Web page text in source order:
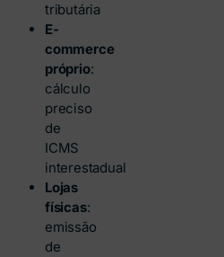
tributária
E-
commerce
próprio:
cálculo
preciso
de
ICMS
interestadual
Lojas
físicas:
emissão
de